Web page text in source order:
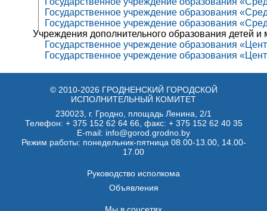
Государственное учреждение образования
Государственное учреждение образования
Учреждения дополнительного образования детей
Государственное учреждение образования
Государственное учреждение образования
© 2010-2026 ГРОДНЕНСКИЙ ГОРОДСКОЙ
ИСПОЛНИТЕЛЬНЫЙ КОМИТЕТ
230023, г. Гродно, площадь Ленина, 2/1
Телефон: + 375 152 62 64 66 , факс: + 375 152 62 40 35
E-mail: info@gorod.grodno.by
Режим работы: понедельник-пятница 08.00-13.00, 14.00-
17.00
Руководство исполкома
Объявления